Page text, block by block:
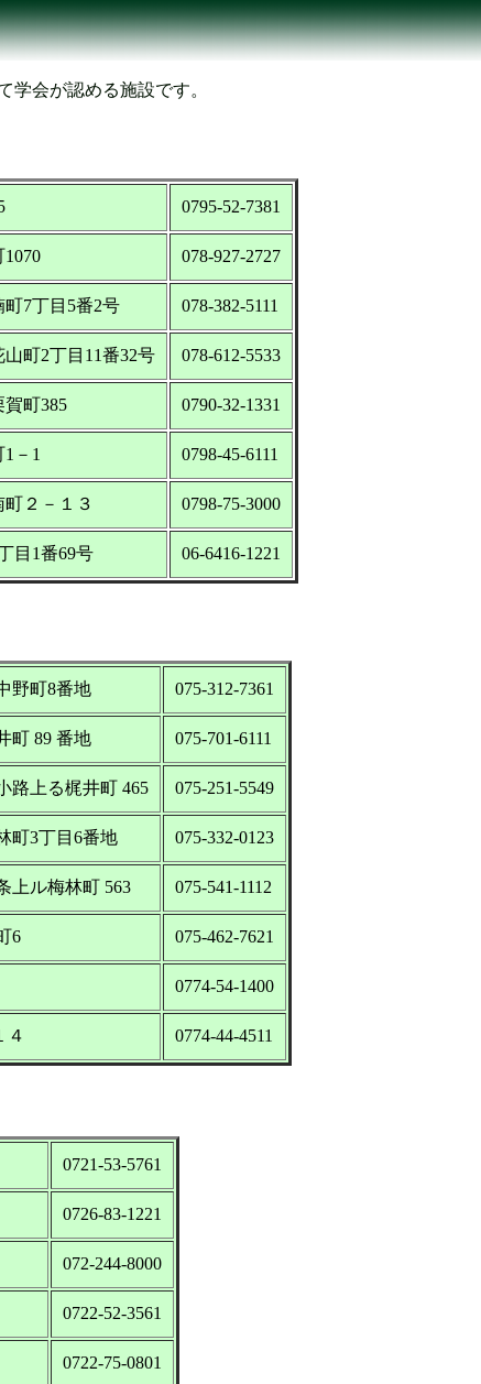
学会が認める施設です。
0795-52-7381
078-927-2727
町7丁目5番2号 078-382-5111
町2丁目11番32号 078-612-5533
賀町385 0790-32-1331
1－1 0798-45-6111
町２－１３ 0798-75-3000
目1番69号 06-6416-1221
野町8番地 075-312-7361
町 89 番地 075-701-6111
路上る梶井町 465 075-251-5549
町3丁目6番地 075-332-0123
上ル梅林町 563 075-541-1112
6 075-462-7621
0774-54-1400
４ 0774-44-4511
0721-53-5761
0726-83-1221
072-244-8000
0722-52-3561
0722-75-0801